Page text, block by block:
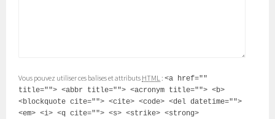
Vous pouvez utiliser ces balises et attributs HTML :<a href=""
title=""> <abbr title=""> <acronym title=""> <b>
<blockquote cite=""> <cite> <code> <del datetime="">
<em> <i> <q cite=""> <s> <strike> <strong>